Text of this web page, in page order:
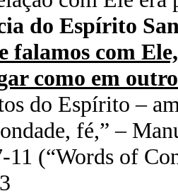
do Espírito
falamos com
como em outro
do Espírito –
fé,” –
11 (“Words of